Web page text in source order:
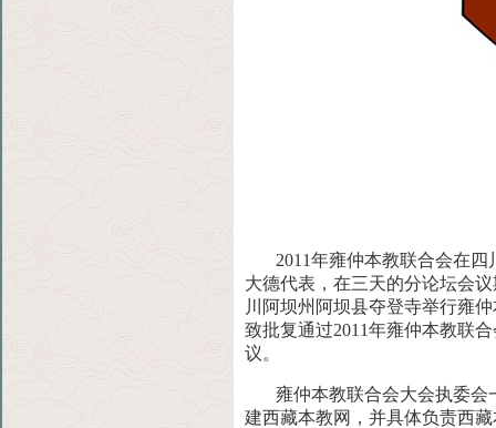
2011年雍仲本教联合会在四
大德代表，在三天的分论坛会
川阿坝州阿坝县夺登寺举行雍
致批复通过2011年雍仲本教联
议。
雍仲本教联合会大会执委会
建西藏本教网，并具体负责西